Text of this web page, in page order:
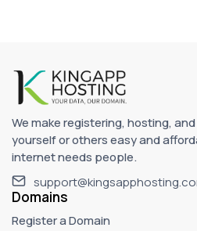
We make registering, hosting,
yourself or others easy and
internet needs people.
Domains
Register a Domain